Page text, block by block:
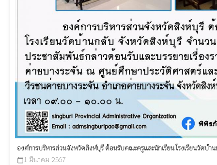
องค์การบริหารส่วนจังหวัดสิงห์บุรี ต้อนรับคณะครูและนักเรียน โรงเรียนวัดบ้า
calendar_today1 มีนาคม 2567